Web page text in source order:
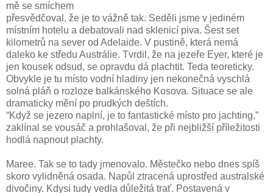
mě se smíchem
přesvědčoval, že je to vážně tak. Seděli jsme v jediném
místním hotelu a debatovali nad sklenicí piva. Šest set
kilometrů na sever od Adelaide. V pustině, která nemá
daleko ke středu Austrálie. Tvrdil, že na jezeře Eyer, které je
jen kousek odsud, se opravdu dá plachtit. Teda teoreticky.
Obvykle je tu místo vodní hladiny jen nekonečná vyschlá
solná pláň o rozloze balkánského Kosova. Situace se ale
dramaticky mění po prudkých deštích.
“Když se jezero naplní, je to fantastické místo pro jachting,”
zaklínal se vousáč a prohlašoval, že při nejbližší příležitosti
hodlá napnout plachty.
Maree. Tak se to tady jmenovalo. Městečko nebo dnes spíš
skoro vylidněná osada. Napůl ztracená uprostřed australské
divočiny. Kdysi tudy vedla důležitá trať. Postavená v